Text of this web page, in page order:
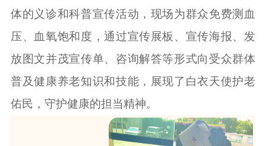
体的义诊和科普宣传活动，现场为群众免费测血
压、血氧饱和度，通过宣传展板、宣传海报、发
放图文并茂宣传单、咨询解答等形式向受众群体
普及健康养老知识和技能，展现了白衣天使护老
佑民，守护健康的担当精神。